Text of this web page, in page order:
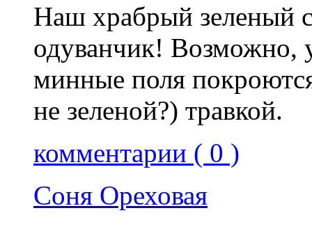
Наш храбрый зеленый
одуванчик! Возможно,
минные поля
не зеленой?) травкой.
комментарии ( 0 )
Соня Ореховая